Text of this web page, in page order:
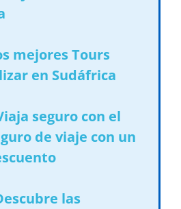
mejores Tours
en Sudáfrica
seguro con el
de viaje con un
las